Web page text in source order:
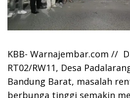
KBB- Warnajembar.com //
RT02/RW11, Desa
Bandung Barat, masalah
berbunga tinggi semakin